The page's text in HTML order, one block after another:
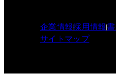
企業情報採用情報
サイトマップ